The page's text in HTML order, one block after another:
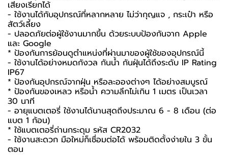
เสียงเรียกได้
- ใช้งานได้กับอุปกรณ์ที่หลากหลาย ไม่ว่ากุญแจ , กระเป๋า หรือ
สัตว์เลี้ยง
- ปลอดภัยต่อผู้ใช้งานมากขึ้น ด้วยระบบป้องกันจาก Apple
และ Google
* ป้องกันการย้อนดูตำแหน่งที่ผ่านมาของผู้ใช้ของอุปกรณ์นี้
- ใช้งานได้อย่างหมดกังวล กันน้ำ กันฝุ่นได้ถึงระดับ IP Rating
IP67
* ป้องกันอุปกรณ์จากฝุ่น หรือละอองต่างๆ ได้อย่างสมบูรณ์
* ป้องกันของเหลว หรือน้ำ ความลึกไม่เกิน 1 เมตร เป็นเวลา
30 นาที
- อายุแบตเตอรี่ ใช้งานได้นานสุดถึงประมาณ 6 - 8 เดือน (ต่อ
แบต 1 ก้อน)
* ใช้แบตเตอรี่ถ่านกระดุม รหัส CR2032
- ใช้งานสะดวก มือใหม่ก็เชื่อมต่อได้ พร้อมติดตั้งง่ายใน 3 ขั้น
ตอน